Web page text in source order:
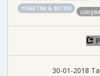
YÖNETIM & BECERI
30-01-2018